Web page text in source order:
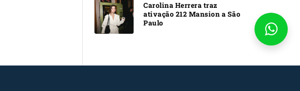
Carolina Herrera traz
ativação 212 Mansion a São
Paulo